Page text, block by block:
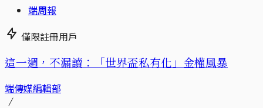
端周報
僅限註冊用戶
這一週，不漏讀：「世界盃私有化」金權風暴
端傳媒編輯部